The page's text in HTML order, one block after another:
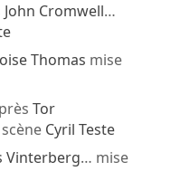
John Cromwell…
Thomas mise
Tor
Cyril Teste
Vinterberg… mise